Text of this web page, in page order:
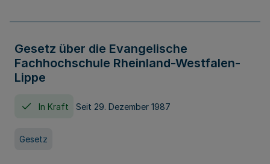
Gesetz über die Evangelische
Fachhochschule Rheinland-Westfalen-
Lippe
In Kraft Seit 29. Dezember 1987
Gesetz